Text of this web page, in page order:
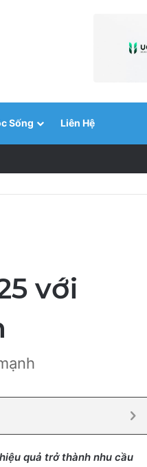
Sống Liên Hệ
với
quả trở thành nhu cầu